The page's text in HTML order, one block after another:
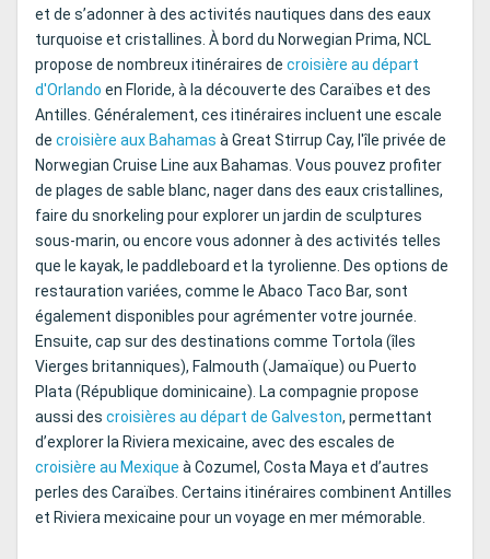
et de s’adonner à des activités nautiques dans des eaux
turquoise et cristallines. À bord du Norwegian Prima, NCL
propose de nombreux itinéraires de croisière au départ
d'Orlando en Floride, à la découverte des Caraïbes et des
Antilles. Généralement, ces itinéraires incluent une escale
de croisière aux Bahamas à Great Stirrup Cay, l'île privée de
Norwegian Cruise Line aux Bahamas. Vous pouvez profiter
de plages de sable blanc, nager dans des eaux cristallines,
faire du snorkeling pour explorer un jardin de sculptures
sous-marin, ou encore vous adonner à des activités telles
que le kayak, le paddleboard et la tyrolienne. Des options de
restauration variées, comme le Abaco Taco Bar, sont
également disponibles pour agrémenter votre journée.
Ensuite, cap sur des destinations comme Tortola (îles
Vierges britanniques), Falmouth (Jamaïque) ou Puerto
Plata (République dominicaine). La compagnie propose
aussi des croisières au départ de Galveston, permettant
d’explorer la Riviera mexicaine, avec des escales de
croisière au Mexique à Cozumel, Costa Maya et d’autres
perles des Caraïbes. Certains itinéraires combinent Antilles
et Riviera mexicaine pour un voyage en mer mémorable.